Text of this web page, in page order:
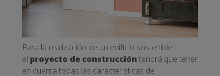
Para la realización de un edificio sostenible
el proyecto de construcción tendrá que tener
en cuenta todas las características de